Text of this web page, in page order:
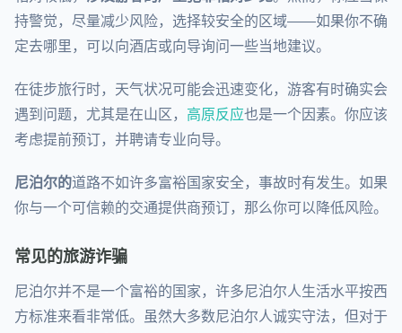
持警觉，尽量减少风险，选择较安全的区域——如果你不确
定去哪里，可以向酒店或向导询问一些当地建议。
在徒步旅行时，天气状况可能会迅速变化，游客有时确实会
遇到问题，尤其是在山区， 高原反应也是一个因素。你应该
考虑提前预订，并聘请专业向导。
尼泊尔的道路不如许多富裕国家安全，事故时有发生。如果
你与一个可信赖的交通提供商预订，那么你可以降低风险。
常见的旅游诈骗
尼泊尔并不是一个富裕的国家，许多尼泊尔人生活水平按西
方标准来看非常低。虽然大多数尼泊尔人诚实守法，但对于